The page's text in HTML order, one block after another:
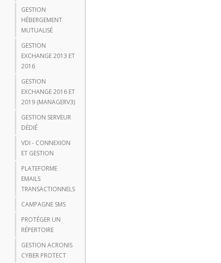
GESTION
HÉBERGEMENT
MUTUALISÉ
GESTION
EXCHANGE 2013 ET
2016
GESTION
EXCHANGE 2016 ET
2019 (MANAGERV3)
GESTION SERVEUR
DÉDIÉ
VDI - CONNEXION
ET GESTION
PLATEFORME
EMAILS
TRANSACTIONNELS
CAMPAGNE SMS
PROTÉGER UN
RÉPERTOIRE
GESTION ACRONIS
CYBER PROTECT